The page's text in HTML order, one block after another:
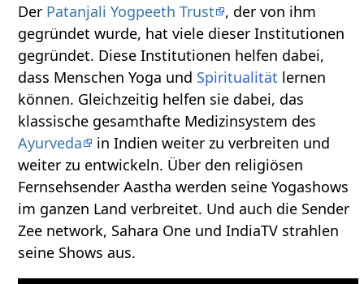
Der Patanjali Yogpeeth Trust
, der von ihm
gegründet wurde, hat viele dieser Institutionen
gegründet. Diese Institutionen helfen dabei,
dass Menschen Yoga und Spiritualität lernen
können. Gleichzeitig helfen sie dabei, das
klassische gesamthafte Medizinsystem des
Ayurveda
in Indien weiter zu verbreiten und
weiter zu entwickeln. Über den religiösen
Fernsehsender Aastha werden seine Yogashows
im ganzen Land verbreitet. Und auch die Sender
Zee network, Sahara One und IndiaTV strahlen
seine Shows aus.